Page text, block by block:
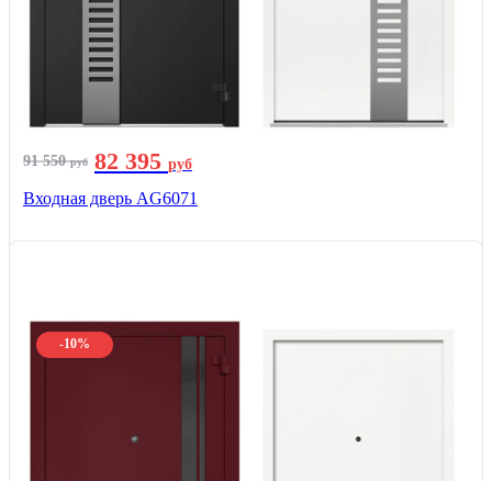
91 550руб 82 395 руб
Входная дверь AG6071
-10%